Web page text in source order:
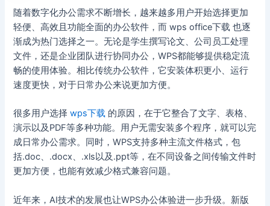
随着数字化办公需求不断增长，越来越多用户开始选择更加
轻便、高效且功能全面的办公软件，而 wps office下载 也逐
渐成为热门选择之一。无论是学生撰写论文、公司员工处理
文件，还是企业团队进行协同办公，WPS都能够提供稳定流
畅的使用体验。相比传统办公软件，它安装体积更小、运行
速度更快，对于日常办公来说更加方便。
很多用户选择wps下载 的原因，在于它整合了文字、表格、
演示以及PDF等多种功能。用户无需安装多个程序，就可以完
成日常办公需求。同时，WPS支持多种主流文件格式，包
括.doc、.docx、.xls以及.ppt等，在不同设备之间传输文件时
更加方便，也能有效减少格式兼容问题。
近年来，AI技术的发展也让WPS办公体验进一步升级。新版